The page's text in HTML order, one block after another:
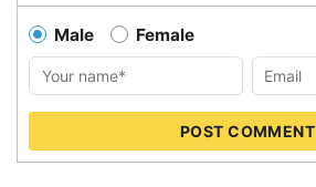
Male Female
POST COMMENT